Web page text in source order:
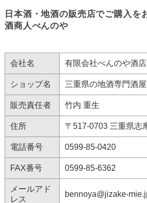
日本酒・地酒の販売店でご購入を
酒商人べんのや
会社名 有限会社べんのや酒店
ショップ名 三重県の地酒専門酒屋
販売責任者 竹内 重生
住所 〒517-0703 三重県志
電話番号 0599-85-0420
FAX番号 0599-85-6362
メールアド
レス
bennoya@jizake-